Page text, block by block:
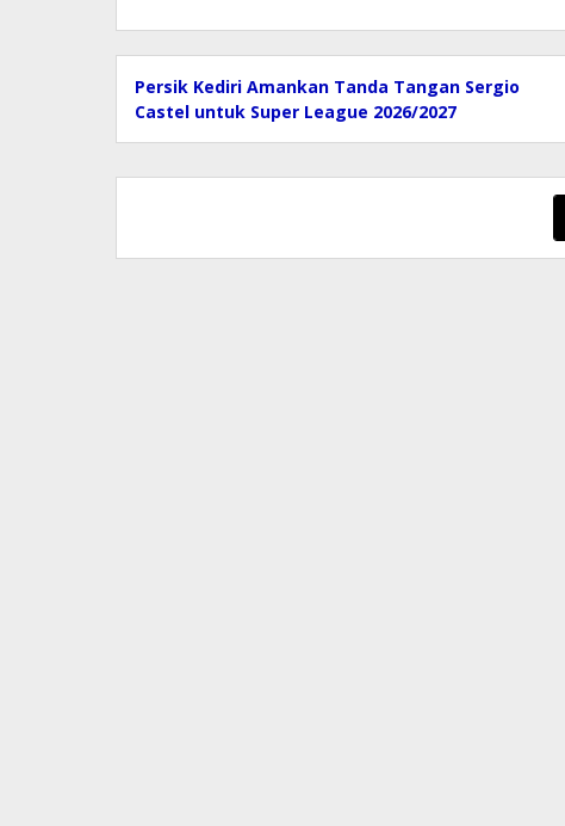
Persik Kediri Amankan Tanda Tangan Sergio
Castel untuk Super League 2026/2027